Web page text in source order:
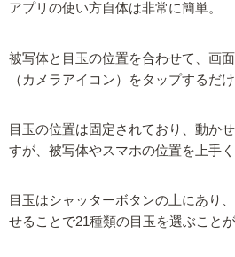
アプリの使い方自体は非常に簡単。
被写体と目玉の位置を合わせて、画
（カメラアイコン）をタップするだけ
目玉の位置は固定されており、動か
すが、被写体やスマホの位置を上手
目玉はシャッターボタンの上にあり
せることで21種類の目玉を選ぶことが